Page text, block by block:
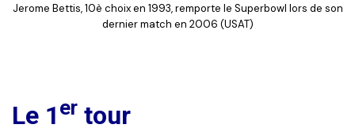
Jerome Bettis, 10è choix en 1993, remporte le Superbowl lors de son
dernier match en 2006 (USAT)
Le 1 er tour